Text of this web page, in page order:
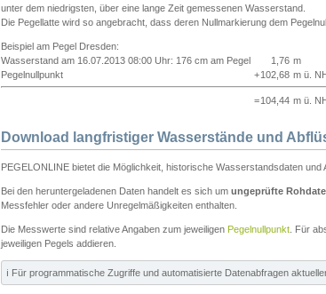
unter dem niedrigsten, über eine lange Zeit gemessenen Wasserstand.
Die Pegellatte wird so angebracht, dass deren Nullmarkierung dem
Beispiel am Pegel Dresden:
Wasserstand am 16.07.2013 08:00 Uhr: 176 cm am Pegel
1,76 m
Pegelnullpunkt
+102,68 m ü.
=104,44 m ü.
Download langfristiger Wasserstände und
PEGELONLINE bietet die Möglichkeit, historische Wasserstandsdaten
Bei den heruntergeladenen Daten handelt es sich um ungeprüfte
Messfehler oder andere Unregelmäßigkeiten enthalten.
Die Messwerte sind relative Angaben zum jeweiligen Pegelnullpunkt . Für
jeweiligen Pegels addieren.
ℹ️ Für programmatische Zugriffe und automatisierte Datenabfragen